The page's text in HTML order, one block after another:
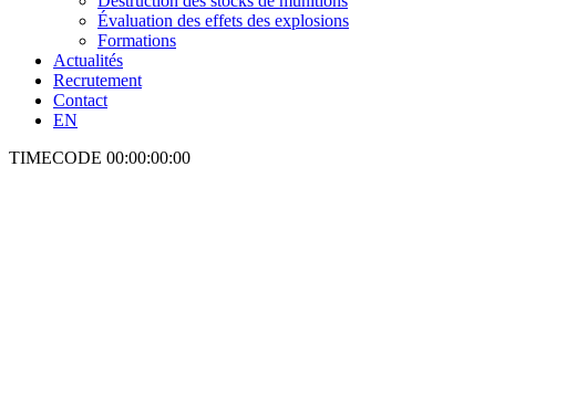
Évaluation des effets des explosions
Formations
Actualités
Recrutement
Contact
EN
TIMECODE 00:00:00:00